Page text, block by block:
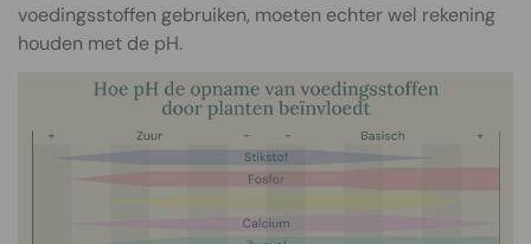
voedingsstoffen gebruiken, moeten echter wel rekening
houden met de pH.